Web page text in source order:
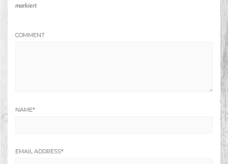
markiert
COMMENT
NAME*
EMAIL ADDRESS*